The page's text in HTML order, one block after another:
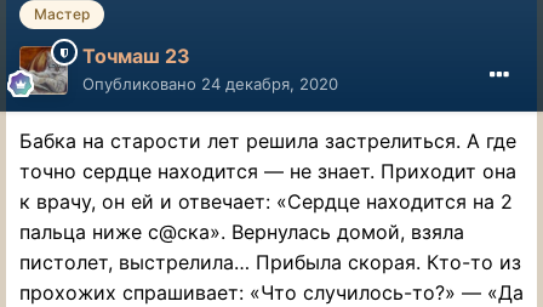
Мастер
Точмаш 23
Опубликовано 24 декабря, 2020
Бабка на старости лет решила застрелиться. А где
точно сердце находится — не знает. Приходит она
к врачу, он ей и отвечает: «Сердце находится на 2
пальца ниже с@ска». Вернулась домой, взяла
пистолет, выстрелила… Прибыла скорая. Кто-то из
прохожих спрашивает: «Что случилось-то?» — «Да